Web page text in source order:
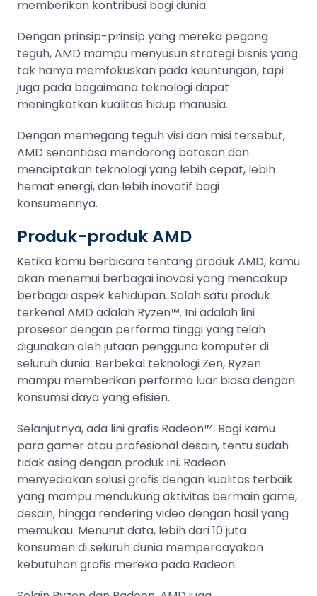
memberikan kontribusi bagi dunia.
Dengan prinsip-prinsip yang mereka pegang
teguh, AMD mampu menyusun strategi bisnis yang
tak hanya memfokuskan pada keuntungan, tapi
juga pada bagaimana teknologi dapat
meningkatkan kualitas hidup manusia.
Dengan memegang teguh visi dan misi tersebut,
AMD senantiasa mendorong batasan dan
menciptakan teknologi yang lebih cepat, lebih
hemat energi, dan lebih inovatif bagi
konsumennya.
Produk-produk AMD
Ketika kamu berbicara tentang produk AMD, kamu
akan menemui berbagai inovasi yang mencakup
berbagai aspek kehidupan. Salah satu produk
terkenal AMD adalah Ryzen™. Ini adalah lini
prosesor dengan performa tinggi yang telah
digunakan oleh jutaan pengguna komputer di
seluruh dunia. Berbekal teknologi Zen, Ryzen
mampu memberikan performa luar biasa dengan
konsumsi daya yang efisien.
Selanjutnya, ada lini grafis Radeon™. Bagi kamu
para gamer atau profesional desain, tentu sudah
tidak asing dengan produk ini. Radeon
menyediakan solusi grafis dengan kualitas terbaik
yang mampu mendukung aktivitas bermain game,
desain, hingga rendering video dengan hasil yang
memukau. Menurut data, lebih dari 10 juta
konsumen di seluruh dunia mempercayakan
kebutuhan grafis mereka pada Radeon.